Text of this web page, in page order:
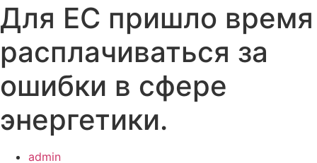
Для ЕС пришло время
расплачиваться за
ошибки в сфере
энергетики.
admin